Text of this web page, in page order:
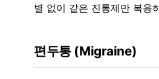
별 없이 같은 진통제만 복용
편두통 (Migraine)